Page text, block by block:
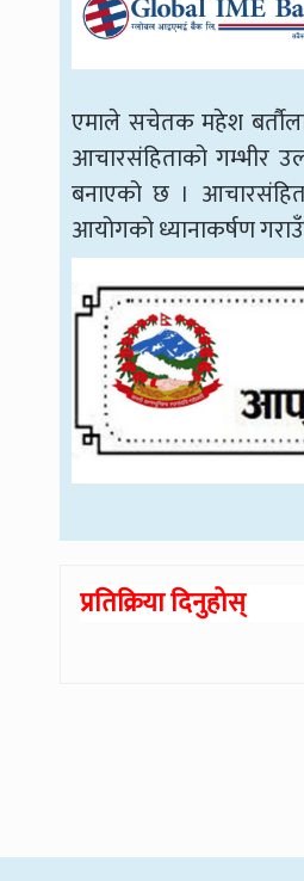
एमाले सचेतक महेश
आचारसंहिताको गम्भीर
बनाएको छ ।
आयोगको ध्यानाकर्षण
प्रतिक्रिया दिनुहोस्